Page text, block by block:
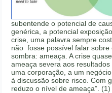
subentende o potencial de
genérica, a potencial
crise, uma palavra sempre
não fosse possível falar sobre
sombra: ameaça. A crise
ameaça severa aos
uma corporação, a um
à discussão sobre risco. Com
reduzo o nível de ameaça”. (1)